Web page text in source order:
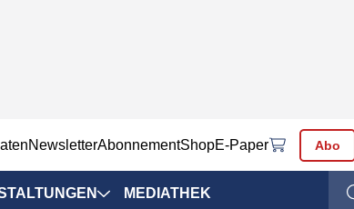
NewsletterAbonnementShopE-Paper Abo
MEDIATHEK